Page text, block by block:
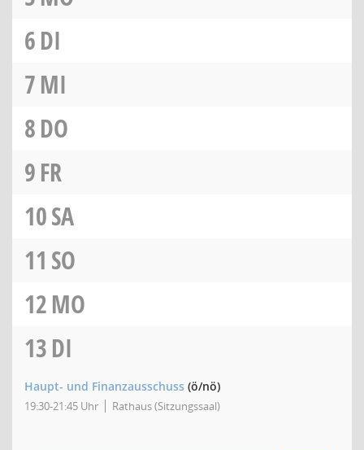
6DI
7MI
8DO
9FR
10SA
11 SO
12MO
13DI
Haupt- und Finanzausschuss (ö/nö)
19:30-21:45 Uhr Rathaus (Sitzungssaal)